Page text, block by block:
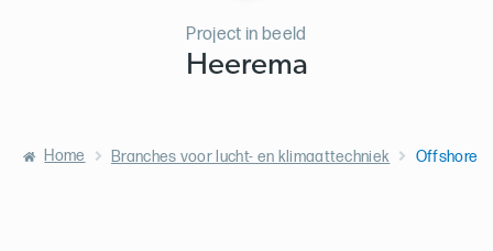
Project in beeld
Heerema
Home Branches voor lucht- en klimaattechniek Offshore